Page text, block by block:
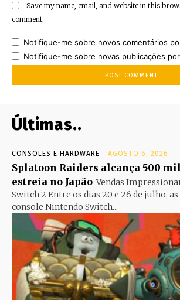
Save my name, email, and website in this
comment.
Notifique-me sobre novos comentários
Notifique-me sobre novas publicações
Últimas..
CONSOLES E HARDWARE AGOSTO 6, 2026
Splatoon Raiders alcança 500
estreia no Japão Vendas
Switch 2 Entre os dias 20 e 26 de julho, as
console Nintendo Switch...